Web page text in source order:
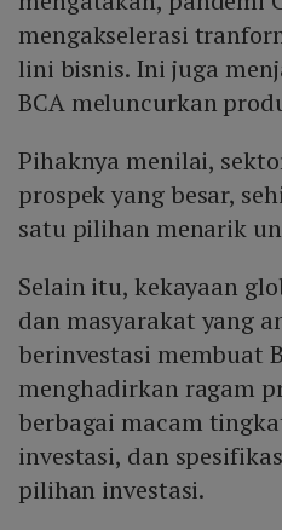
mengakselerasi
lini bisnis. Ini juga
BCA meluncurkan
Pihaknya menilai,
prospek yang besar,
satu pilihan menarik
Selain itu, kekayaan
dan masyarakat yang
berinvestasi membuat
menghadirkan ragam
berbagai macam
investasi, dan
pilihan investasi.